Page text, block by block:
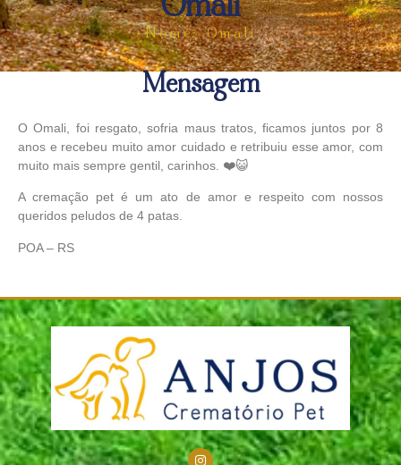
Omali
Nome: Omali
Mensagem
O Omali, foi resgato, sofria maus tratos, ficamos juntos por 8
anos e recebeu muito amor cuidado e retribuiu esse amor, com
muito mais sempre gentil, carinhos. ❤️😺
A cremação pet é um ato de amor e respeito com nossos
queridos peludos de 4 patas.
POA – RS